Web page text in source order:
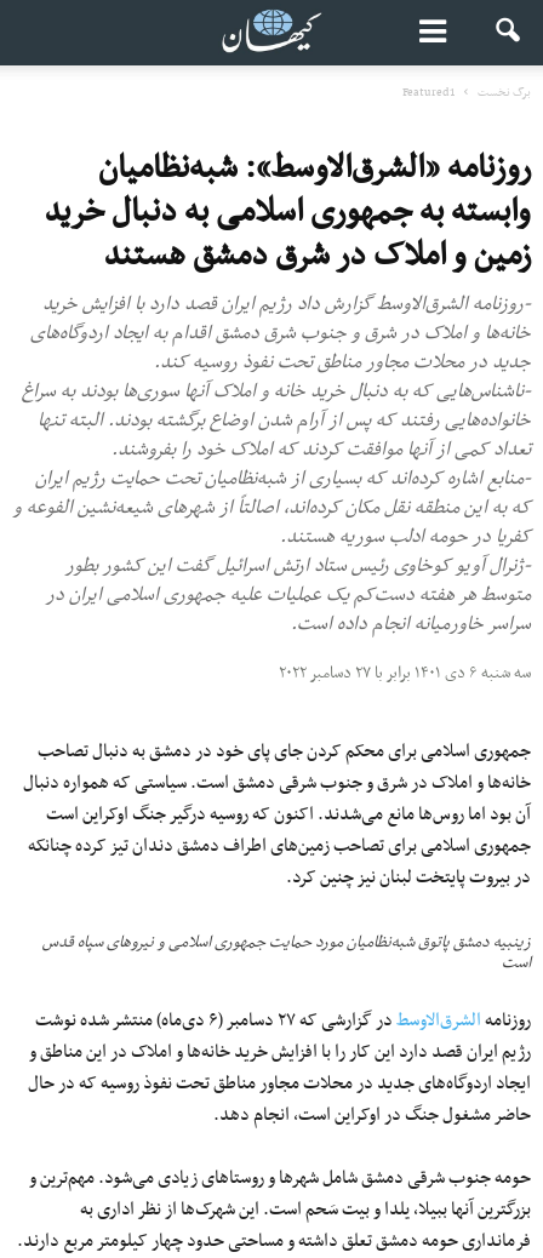
برگ نخست Featured1
روزنامه «الشرق‌الاوسط»: شبه‌نظامیان
وابسته به جمهوری اسلامی به دنبال خرید
زمین و املاک در شرق دمشق‌ هستند
-روزنامه الشرق‌الاوسط گزارش داد رژیم ایران قصد دارد با افزایش خرید
خانه‌ها و املاک در شرق و جنوب شرق دمشق اقدام به ایجاد اردوگاه‌های
جدید در محلات مجاور مناطق تحت نفوذ روسیه کند.
-ناشناس‌هایی که به دنبال خرید خانه و املاک آنها سوری‌ها بودند به سراغ
خانواده‌هایی رفتند که پس از آرام شدن اوضاع برگشته بودند. البته تنها
تعداد کمی از آنها موافقت کردند که املاک خود را بفروشند.
-منابع اشاره کرده‌اند که بسیاری از شبه‌نظامیان تحت حمایت رژیم ایران
که به این منطقه نقل مکان کرده‌اند، اصالتاً از شهرهای شیعه‌نشین الفوعه و
کفریا در حومه ادلب سوریه هستند.
-ژنرال آویو کوخاوی رئیس ستاد ارتش اسرائیل گفت این کشور بطور
متوسط هر هفته دست‌کم یک عملیات علیه جمهوری اسلامی ایران در
سراسر خاورمیانه انجام داده است.
سه شنبه ۶ دی ۱۴۰۱ برابر با ۲۷ دسامبر ۲۰۲۲
جمهوری اسلامی برای محکم کردن جای پای خود در دمشق به دنبال تصاحب
خانه‌ها و املاک در شرق و جنوب شرقی دمشق است. سیاستی که همواره دنبال
آن بود اما روس‌ها مانع می‌شدند. اکنون که روسیه درگیر جنگ اوکراین است
جمهوری اسلامی برای تصاحب زمین‌های اطراف دمشق دندان‌ تیز کرده چنانکه
در بیروت پایتخت لبنان نیز چنین کرد.
زینبیه دمشق پاتوق شبه‌نظامیان مورد حمایت جمهوری اسلامی و نیروهای سپاه قدس
است
روزنامهالشرق‌الاوسط
در گزارشی که ۲۷ دسامبر (۶ دی‌ماه) منتشر شده نوشت
رژیم ایران قصد دارد این کار را با افزایش خرید خانه‌ها و املاک در این مناطق و
ایجاد اردوگاه‌های جدید در محلات مجاور مناطق تحت نفوذ روسیه که در حال
حاضر مشغول جنگ در اوکراین است، انجام دهد.
حومه جنوب شرقی دمشق شامل شهرها و روستاهای زیادی می‌شود. مهم‌ترین و
بزرگترین آنها ببیلا، یلدا و بیت سَحم است. این شهرک‌ها از نظر اداری به
فرمانداری حومه دمشق تعلق داشته و مساحتی حدود چهار کیلومتر مربع دارند.